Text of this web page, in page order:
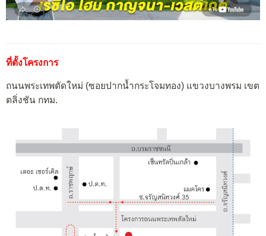
ที่ตั้งโครงการ
ถนนพระเทพตัดใหม่ (ซอยปากน้ำกระโจมทอง) แขวงบางพรม เขต
ตลิ่งชัน กทม.